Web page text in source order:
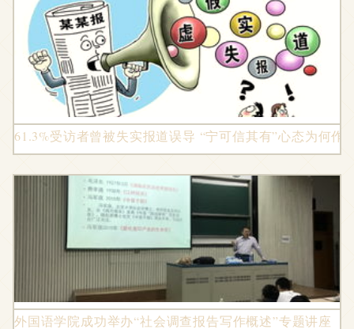
61.3%受访者曾被失实报道误导 “宁可信其有”心态为何作
外国语学院成功举办“社会调查报告写作概述”专题讲座